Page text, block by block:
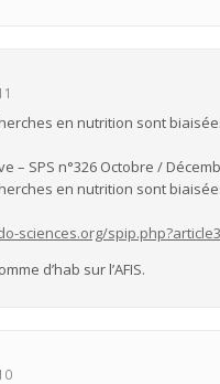
en nutrition sont
– SPS n°326 Octobre /
en nutrition sont
sciences.org/
d’hab sur l’AFIS.